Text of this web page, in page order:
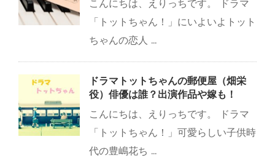
こんにちは、えりっちです。 ドラマ
「トットちゃん！」にいよいよトット
ちゃんの恋人 ...
ドラマトットちゃんの郵便屋（畑栄
役）俳優は誰？出演作品や嫁も！
こんにちは、えりっちです。 ドラマ
「トットちゃん！」可愛らしい子供時
代の豊嶋花ち ...